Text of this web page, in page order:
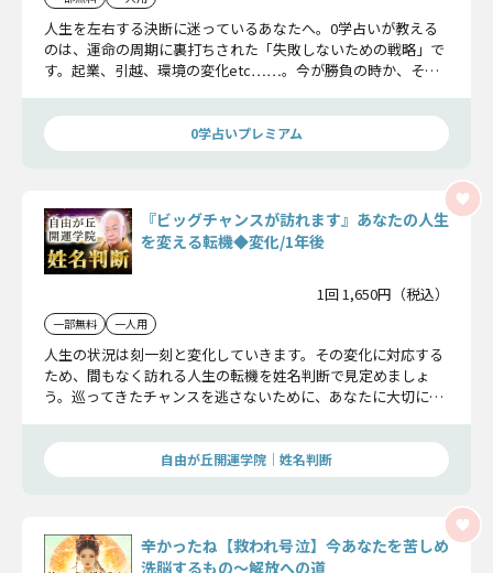
人生を左右する決断に迷っているあなたへ。0学占いが教える
のは、運命の周期に裏打ちされた「失敗しないための戦略」で
す。起業、引越、環境の変化etc……。今が勝負の時か、それ
めの「具体的な時期」を断言します。
0学占いプレミアム
『ビッグチャンスが訪れます』あなたの人生
を変える転機◆変化/1年後
1回 1,650円（税込）
一部無料 一人用
人生の状況は刻一刻と変化していきます。その変化に対応する
ため、間もなく訪れる人生の転機を姓名判断で見定めましょ
う。巡ってきたチャンスを逃さないために、あなたに大切にし
自由が丘開運学院│姓名判断
辛かったね【救われ号泣】今あなたを苦しめ
洗脳するもの〜解放への道